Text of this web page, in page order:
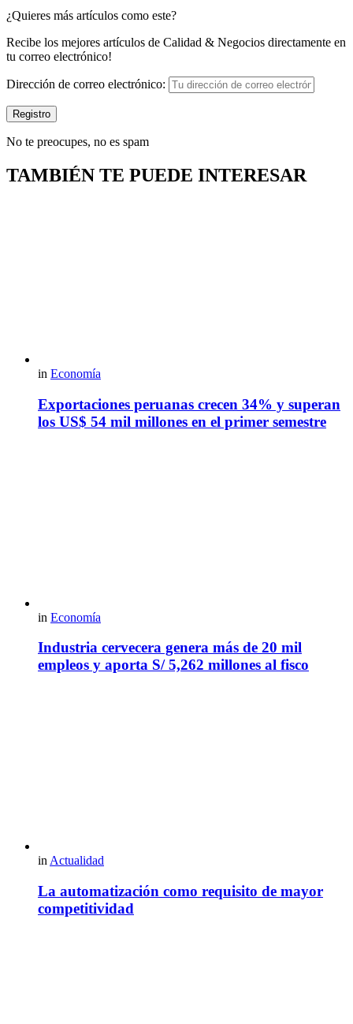
¿Quieres más artículos como este?
Recibe los mejores artículos de Calidad & Negocios directamente en
tu correo electrónico!
Dirección de correo electrónico:
No te preocupes, no es spam
TAMBIÉN TE PUEDE INTERESAR
in Economía
Exportaciones peruanas crecen 34% y superan
los US$ 54 mil millones en el primer semestre
in Economía
Industria cervecera genera más de 20 mil
empleos y aporta S/ 5,262 millones al fisco
in Actualidad
La automatización como requisito de mayor
competitividad